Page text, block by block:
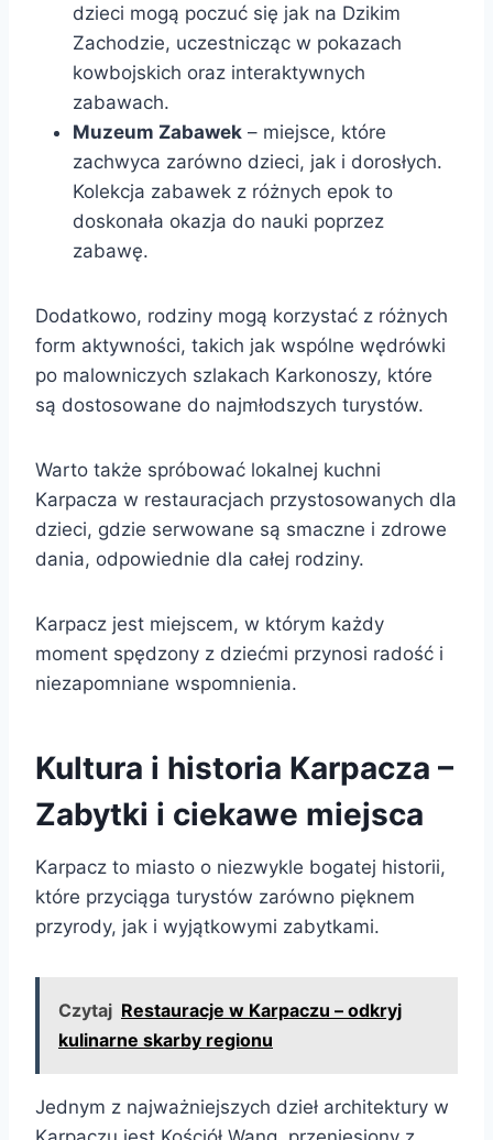
dzieci mogą poczuć się jak na Dzikim
Zachodzie, uczestnicząc w pokazach
kowbojskich oraz interaktywnych
zabawach.
Muzeum Zabawek – miejsce, które
zachwyca zarówno dzieci, jak i dorosłych.
Kolekcja zabawek z różnych epok to
doskonała okazja do nauki poprzez
zabawę.
Dodatkowo, rodziny mogą korzystać z różnych
form aktywności, takich jak wspólne wędrówki
po malowniczych szlakach Karkonoszy, które
są dostosowane do najmłodszych turystów.
Warto także spróbować lokalnej kuchni
Karpacza w restauracjach przystosowanych dla
dzieci, gdzie serwowane są smaczne i zdrowe
dania, odpowiednie dla całej rodziny.
Karpacz jest miejscem, w którym każdy
moment spędzony z dziećmi przynosi radość i
niezapomniane wspomnienia.
Kultura i historia Karpacza –
Zabytki i ciekawe miejsca
Karpacz to miasto o niezwykle bogatej historii,
które przyciąga turystów zarówno pięknem
przyrody, jak i wyjątkowymi zabytkami.
Czytaj Restauracje w Karpaczu – odkryj
kulinarne skarby regionu
Jednym z najważniejszych dzieł architektury w